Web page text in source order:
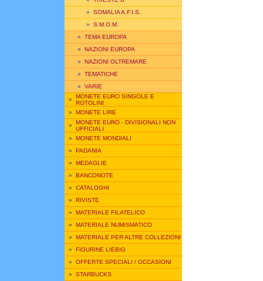
» SOMALIA A.F.I.S.
» S.M.O.M.
» TEMA EUROPA
» NAZIONI EUROPA
» NAZIONI OLTREMARE
» TEMATICHE
» VARIE
» MONETE EURO SINGOLE E
ROTOLINI
» MONETE LIRE
» MONETE EURO - DIVISIONALI NON
UFFICIALI
» MONETE MONDIALI
» PADANIA
» MEDAGLIE
» BANCONOTE
» CATALOGHI
» RIVISTE
» MATERIALE FILATELICO
» MATERIALE NUMISMATICO
» MATERIALE PER ALTRE COLLEZIONI
» FIGURINE LIEBIG
» OFFERTE SPECIALI / OCCASIONI
» STARBUCKS